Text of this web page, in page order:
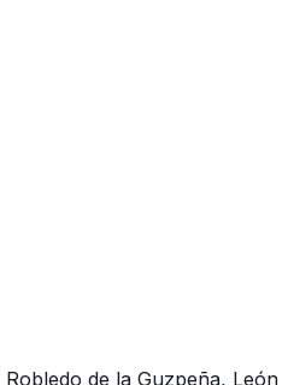
Robledo de la Guzpeña, León